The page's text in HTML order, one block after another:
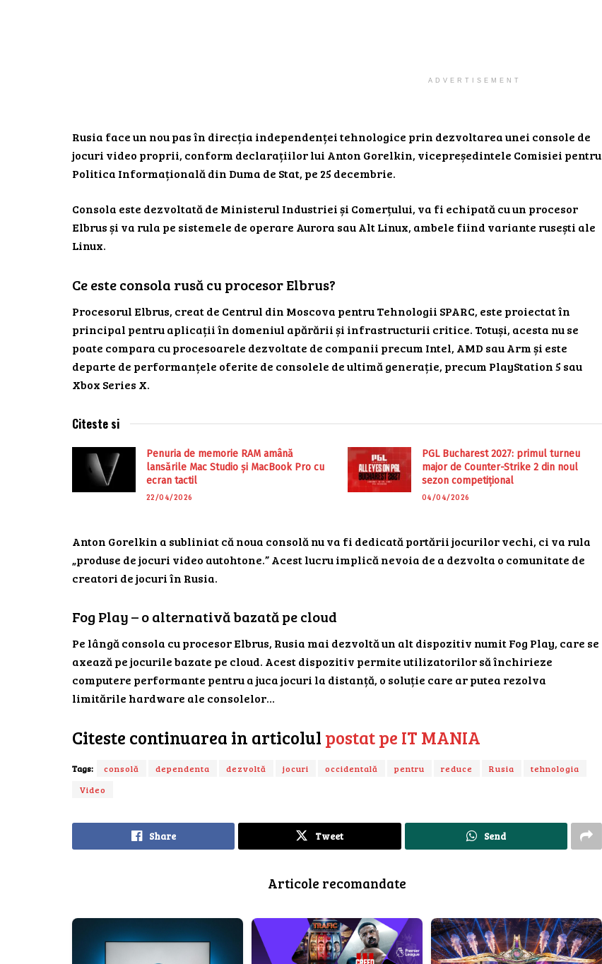
ADVERTISEMENT
Rusia face un nou pas în direcția independenței tehnologice prin dezvoltarea unei console de
jocuri video proprii, conform declarațiilor lui Anton Gorelkin, vicepreședintele Comisiei pentru
Politica Informațională din Duma de Stat, pe 25 decembrie.
Consola este dezvoltată de Ministerul Industriei și Comerțului, va fi echipată cu un procesor
Elbrus și va rula pe sistemele de operare Aurora sau Alt Linux, ambele fiind variante rusești ale
Linux.
Ce este consola rusă cu procesor Elbrus?
Procesorul Elbrus, creat de Centrul din Moscova pentru Tehnologii SPARC, este proiectat în
principal pentru aplicații în domeniul apărării și infrastructurii critice. Totuși, acesta nu se
poate compara cu procesoarele dezvoltate de companii precum Intel, AMD sau Arm și este
departe de performanțele oferite de consolele de ultimă generație, precum PlayStation 5 sau
Xbox Series X.
Citeste si
Penuria de memorie RAM amână
lansările Mac Studio și MacBook Pro cu
ecran tactil
22/04/2026
PGL Bucharest 2027: primul turneu
major de Counter-Strike 2 din noul
sezon competițional
04/04/2026
Anton Gorelkin a subliniat că noua consolă nu va fi dedicată portării jocurilor vechi, ci va rula
„produse de jocuri video autohtone.” Acest lucru implică nevoia de a dezvolta o comunitate de
creatori de jocuri în Rusia.
Fog Play – o alternativă bazată pe cloud
Pe lângă consola cu procesor Elbrus, Rusia mai dezvoltă un alt dispozitiv numit Fog Play, care se
axează pe jocurile bazate pe cloud. Acest dispozitiv permite utilizatorilor să închirieze
computere performante pentru a juca jocuri la distanță, o soluție care ar putea rezolva
limitările hardware ale consolelor…
Citeste continuarea in articolul postat pe IT MANIA
Tags: consolă dependenta dezvoltă jocuri occidentală pentru reduce Rusia
tehnologia
Video
Share Tweet Send
Articole recomandate